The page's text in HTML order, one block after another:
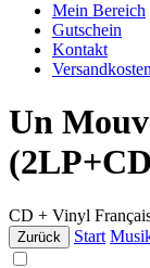
Mein Bereich
Gutschein
Kontakt
Versandkosten
Un
CD + Vinyl
Zurück Start